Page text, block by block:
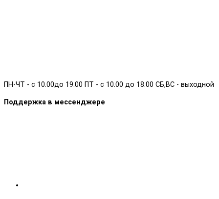
ПН-ЧТ - с 10.00до 19.00 ПТ - с 10.00 до 18.00 СБ,ВС - выходной
Поддержка в мессенджере